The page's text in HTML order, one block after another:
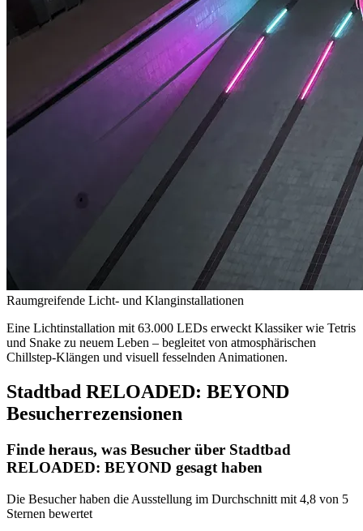
Raumgreifende Licht- und Klanginstallationen
Eine Lichtinstallation mit 63.000 LEDs erweckt Klassiker wie Tetris
und Snake zu neuem Leben – begleitet von atmosphärischen
Chillstep-Klängen und visuell fesselnden Animationen.
Stadtbad RELOADED: BEYOND
Besucher­rezensionen
Finde heraus, was Besucher über Stadtbad
RELOADED: BEYOND gesagt haben
Die Besucher haben die Ausstellung im Durchschnitt mit 4,8 von 5
Sternen bewertet